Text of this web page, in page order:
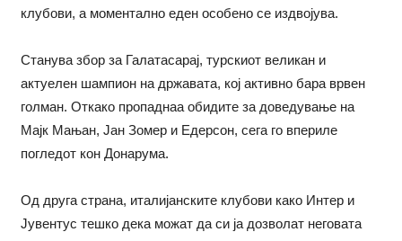
клубови, а моментално еден особено се издвојува.
Станува збор за Галатасарај, турскиот великан и
актуелен шампион на државата, кој активно бара врвен
голман. Откако пропаднаа обидите за доведување на
Мајк Мањан, Јан Зомер и Едерсон, сега го впериле
погледот кон Донарума.
Од друга страна, италијанските клубови како Интер и
Јувентус тешко дека можат да си ја дозволат неговата